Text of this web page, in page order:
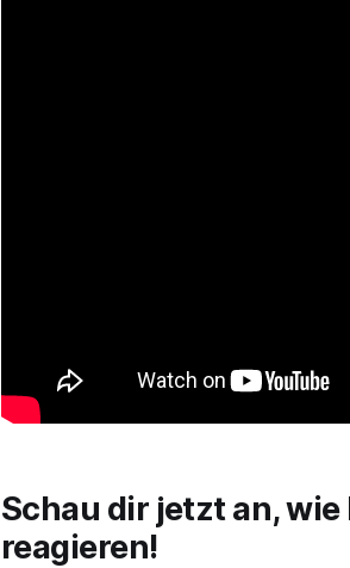
Schau dir jetzt an,
reagieren!